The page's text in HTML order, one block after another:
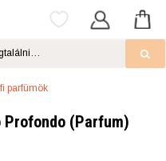
parfümök
Profondo (Parfum)